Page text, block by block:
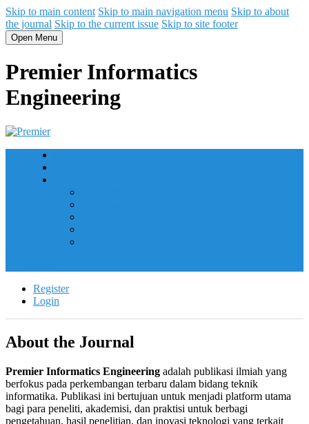
Skip to main content Skip to main navigation menu Skip to about
the journal Skip to the current issue Skip to site footer
Open Menu
Premier Informatics
Engineering
Register
Login
About the Journal
Premier Informatics Engineering adalah publikasi ilmiah yang
berfokus pada perkembangan terbaru dalam bidang teknik
informatika. Publikasi ini bertujuan untuk menjadi platform utama
bagi para peneliti, akademisi, dan praktisi untuk berbagi
pengetahuan, hasil penelitian, dan inovasi teknologi yang terkait